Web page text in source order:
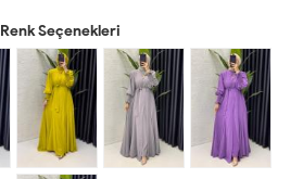
Renk Seçenekleri